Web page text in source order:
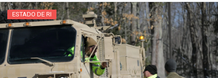
Suscribír
ESTADO DE RI